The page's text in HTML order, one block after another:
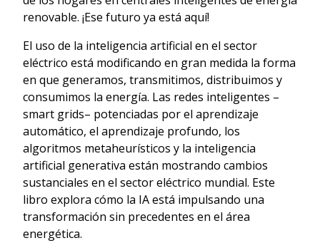
renovable. ¡Ese futuro ya está aquí!
El uso de la inteligencia artificial en el sector
eléctrico está modificando en gran medida la forma
en que generamos, transmitimos, distribuimos y
consumimos la energía. Las redes inteligentes –
smart grids– potenciadas por el aprendizaje
automático, el aprendizaje profundo, los
algoritmos metaheurísticos y la inteligencia
artificial generativa están mostrando cambios
sustanciales en el sector eléctrico mundial. Este
libro explora cómo la IA está impulsando una
transformación sin precedentes en el área
energética.